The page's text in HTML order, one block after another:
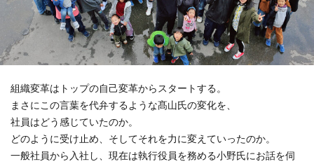
組織変革はトップの自己変革からスタートする。
まさにこの言葉を代弁するような髙山氏の変化を、
社員はどう感じていたのか。
どのように受け止め、そしてそれを力に変えていったのか。
一般社員から入社し、現在は執行役員を務める小野氏にお話を伺
検索